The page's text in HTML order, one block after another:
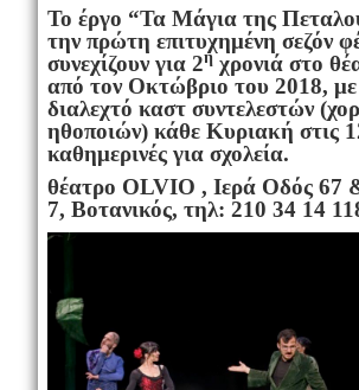
Το έργο “Τα Μάγια της
την πρώτη επιτυχημένη σεζόν
συνεχίζουν για 2ηχρονιά στο
από τον Οκτώβριο του 2018, με
διαλεχτό καστ συντελεστών
ηθοποιών) κάθε Κυριακή στις
καθημερινές για σχολεία.
θέατρο OLVIO , Ιερά Οδός 67
7, Βοτανικός, τηλ: 210 34 14